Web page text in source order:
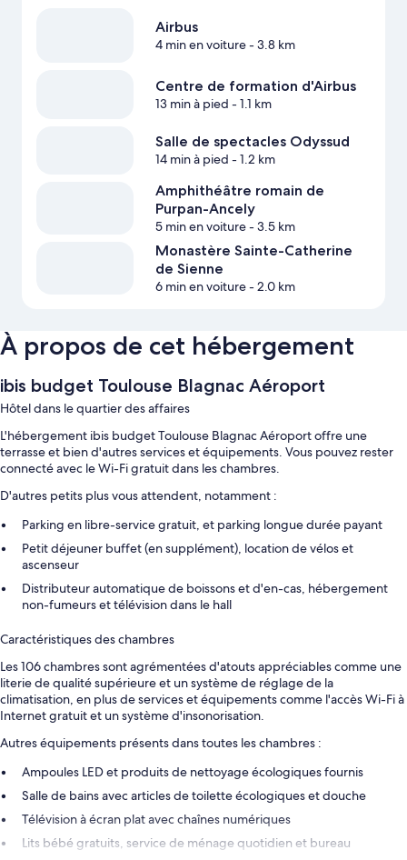
Airbus
4 min en voiture- 3.8 km
Centre de formation d'Airbus
13 min à pied - 1.1 km
Salle de spectacles Odyssud
14 min à pied - 1.2 km
Amphithéâtre romain de
Purpan-Ancely
5 min en voiture- 3.5 km
Monastère Sainte-Catherine
de Sienne
6 min en voiture- 2.0 km
À propos de cet hébergement
ibis budget Toulouse Blagnac Aéroport
Hôtel dans le quartier des affaires
L'hébergement ibis budget Toulouse Blagnac Aéroport offre une
terrasse et bien d'autres services et équipements. Vous pouvez rester
connecté avec le Wi-Fi gratuit dans les chambres.
D'autres petits plus vous attendent, notamment :
Parking en libre-service gratuit, et parking longue durée payant
Petit déjeuner buffet (en supplément), location de vélos et
ascenseur
Distributeur automatique de boissons et d'en-cas, hébergement
non-fumeurs et télévision dans le hall
Caractéristiques des chambres
Les 106 chambres sont agrémentées d'atouts appréciables comme une
literie de qualité supérieure et un système de réglage de la
climatisation, en plus de services et équipements comme l'accès Wi-Fi à
Internet gratuit et un système d'insonorisation.
Autres équipements présents dans toutes les chambres :
Ampoules LED et produits de nettoyage écologiques fournis
Salle de bains avec articles de toilette écologiques et douche
Télévision à écran plat avec chaînes numériques
Lits bébé gratuits, service de ménage quotidien et bureau